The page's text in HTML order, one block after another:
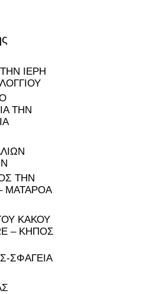
ΙΕΡΗ
ΤΗΝ
ΤΗΝ
ΜΑΤΑΡΟΑ
ΚΑΚΟΥ
– ΚΗΠΟΣ
ΣΦΑΓΕΙΑ